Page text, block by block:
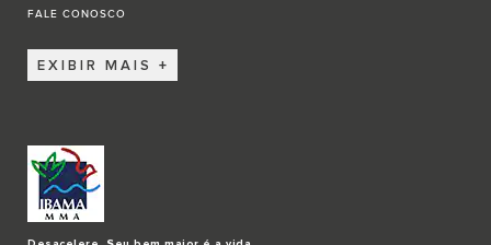
FALE CONOSCO
EXIBIR MAIS